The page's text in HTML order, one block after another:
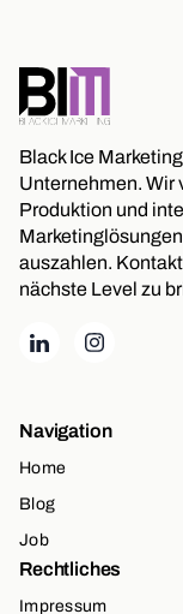
Black Ice
Unternehmen. Wir
Produktion und
auszahlen.
nächste Level zu
Navigation
Home
Blog
Job
Rechtliches
Impressum